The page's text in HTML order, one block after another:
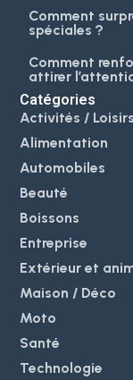
Comment
spéciales ?
Comment
attirer
Catégories
Activités / Loisirs
Alimentation
Automobiles
Beauté
Boissons
Entreprise
Extérieur et
Maison / Déco
Moto
Santé
Technologie